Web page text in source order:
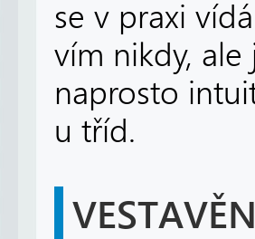
se v praxi
vím nikdy,
naprosto
u tříd.